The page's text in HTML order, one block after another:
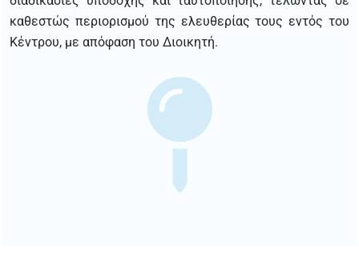
καθεστώς περιορισμού της ελευθερίας τους εντός του
Κέντρου, με απόφαση του Διοικητή.